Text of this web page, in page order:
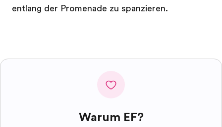
entlang der Promenade zu spanzieren.
Warum EF?